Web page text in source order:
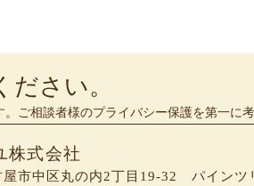
さい。
ご相談者様のプライバシー保護を第一に
株式会社
市中区丸の内2丁目19-32 パインツ